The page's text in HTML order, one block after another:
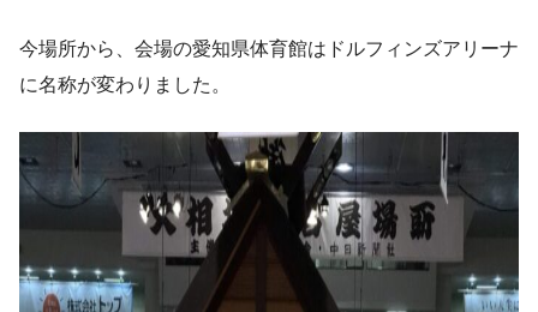
今場所から、会場の愛知県体育館はドルフィンズアリーナ
に名称が変わりました。